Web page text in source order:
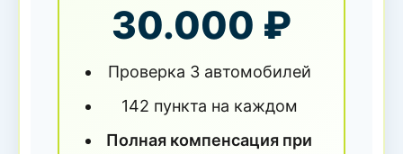
30.000 ₽
Проверка 3 автомобилей
142 пункта на каждом
Полная компенсация при